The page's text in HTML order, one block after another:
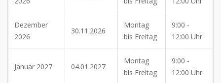
Dezember
2026
30.11.2026
Montag
bis Freitag
9:00 -
12:00 Uhr
Januar 2027 04.01.2027
Montag
bis Freitag
9:00 -
12:00 Uhr